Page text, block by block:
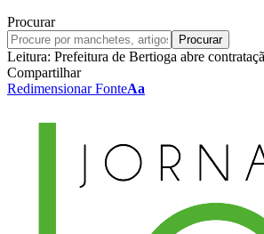
Procurar
Leitura: Prefeitura de Bertioga abre
Compartilhar
Redimensionar FonteAa